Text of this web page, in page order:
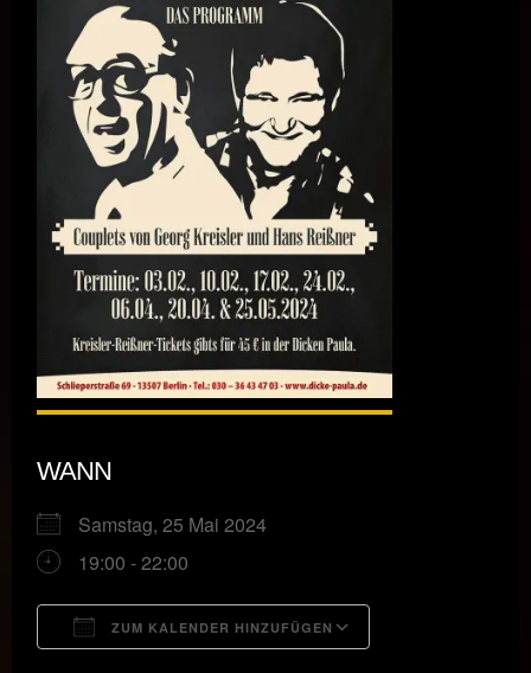
WANN
Samstag, 25 Mai 2024
19:00 - 22:00
ZUM KALENDER HINZUFÜGEN